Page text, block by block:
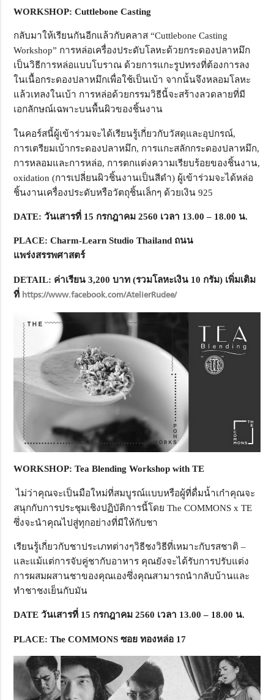
WORKSHOP: Cuttlebone Casting
กลับมาให้เรียนกันอีกแล้วกับคลาส “Cuttlebone Casting
Workshop” การหล่อเครื่องประดับโลหะด้วยกระดองปลาหมึก
เป็นวิธีการหล่อแบบโบราณ ด้วยการแกะรูปทรงที่ต้องการลง
ในเนื้อกระดองปลาหมึกเพื่อใช้เป็นเบ้า จากนั้นจึงหลอมโลหะ
แล้วเทลงในเบ้า การหล่อด้วยกรรมวิธีนี้จะสร้างลวดลายที่มี
เอกลักษณ์เฉพาะบนพื้นผิวของชิ้นงาน
ในคอร์สนี้ผู้เข้าร่วมจะได้เรียนรู้เกี่ยวกับวัสดุและอุปกรณ์,
การเตรียมเบ้ากระดองปลาหมึก, การแกะสลักกระดองปลาหมึก,
การหลอมและการหล่อ, การตกแต่งความเรียบร้อยของชิ้นงาน,
oxidation (การเปลี่ยนผิวชิ้นงานเป็นสีดำ) ผู้เข้าร่วมจะได้หล่อ
ชิ้นงานเครื่องประดับหรือวัตถุชิ้นเล็กๆ ด้วยเงิน 925
DATE:วันเสารที่ 15 กรกฎาคม2560 เวลา 13.00 – 18.00 น.
PLACE: Charm-Learn Studio Thailand ถนน
แพร่งสรรพศาสตร์
DETAIL: ค่าเรียน3,200 บาท (รวมโลหะเงิน 10 กรัม) เพิ่มเติม
ที่ https://www.facebook.com/AtelierRudee/
WORKSHOP: Tea Blending Workshop with TE
ไม่ว่าคุณจะเป็นมือใหม่ที่สมบูรณ์แบบหรือผู้ที่ดื่มน้ำเก๋าคุณจะ
สนุกกับการประชุมเชิงปฏิบัติการนี้โดย The COMMONS x TE
ซึ่งจะนำคุณไปสู่ทุกอย่างที่มีให้กับชา
เรียนรู้เกี่ยวกับชาประเภทต่างๆวิธีชงวิธีที่เหมาะกับรสชาติ –
และแม้แต่การจับคู่ชากับอาหาร คุณยังจะได้รับการปรับแต่ง
การผสมผสานชาของคุณเองซึ่งคุณสามารถนำกลับบ้านและ
ทำชาชงเย็นกับมัน
DATEวันเสารที่ 15 กรกฎาคม2560 เวลา 13.00 – 18.00 น.
PLACE: The COMMONS ซอย ทองหล่อ 17